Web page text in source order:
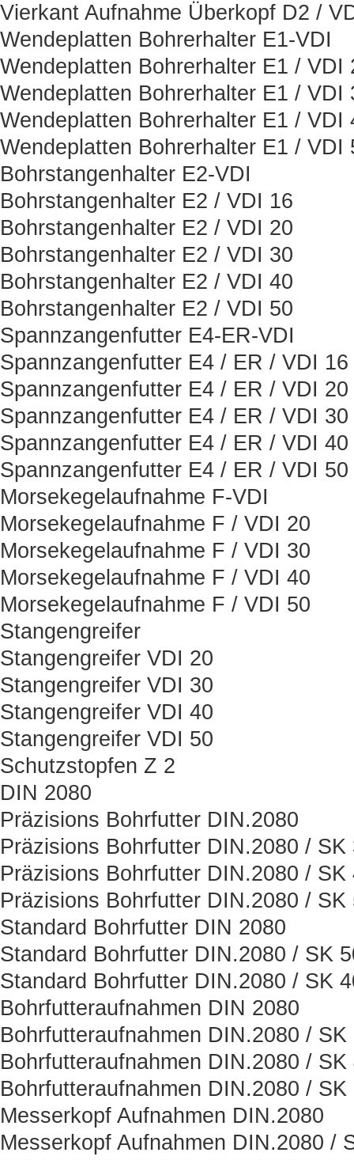
Vierkant Aufnahme Überkopf D2 /
Wendeplatten Bohrerhalter E1-VDI
Wendeplatten Bohrerhalter E1 / VDI
Wendeplatten Bohrerhalter E1 / VDI
Wendeplatten Bohrerhalter E1 / VDI
Wendeplatten Bohrerhalter E1 / VDI
Bohrstangenhalter E2-VDI
Bohrstangenhalter E2 / VDI 16
Bohrstangenhalter E2 / VDI 20
Bohrstangenhalter E2 / VDI 30
Bohrstangenhalter E2 / VDI 40
Bohrstangenhalter E2 / VDI 50
Spannzangenfutter E4-ER-VDI
Spannzangenfutter E4 / ER / VDI 16
Spannzangenfutter E4 / ER / VDI 20
Spannzangenfutter E4 / ER / VDI 30
Spannzangenfutter E4 / ER / VDI 40
Spannzangenfutter E4 / ER / VDI 50
Morsekegelaufnahme F-VDI
Morsekegelaufnahme F / VDI 20
Morsekegelaufnahme F / VDI 30
Morsekegelaufnahme F / VDI 40
Morsekegelaufnahme F / VDI 50
Stangengreifer
Stangengreifer VDI 20
Stangengreifer VDI 30
Stangengreifer VDI 40
Stangengreifer VDI 50
Schutzstopfen Z 2
DIN 2080
Präzisions Bohrfutter DIN.2080
Präzisions Bohrfutter DIN.2080 / SK
Präzisions Bohrfutter DIN.2080 / SK
Präzisions Bohrfutter DIN.2080 / SK
Standard Bohrfutter DIN 2080
Standard Bohrfutter DIN.2080 / SK
Standard Bohrfutter DIN.2080 / SK
Bohrfutteraufnahmen DIN 2080
Bohrfutteraufnahmen DIN.2080 / SK
Bohrfutteraufnahmen DIN.2080 / SK
Bohrfutteraufnahmen DIN.2080 / SK
Messerkopf Aufnahmen DIN.2080
Messerkopf Aufnahmen DIN.2080 /